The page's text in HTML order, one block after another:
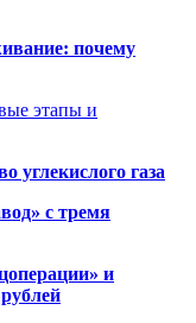
почему
этапы и
углекислого газа
с тремя
и